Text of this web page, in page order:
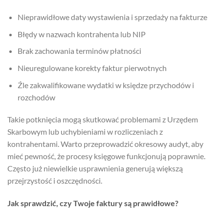
Nieprawidłowe daty wystawienia i sprzedaży na fakturze
Błędy w nazwach kontrahenta lub NIP
Brak zachowania terminów płatności
Nieuregulowane korekty faktur pierwotnych
Źle zakwalifikowane wydatki w księdze przychodów i
rozchodów
Takie potknięcia mogą skutkować problemami z Urzędem
Skarbowym lub uchybieniami w rozliczeniach z
kontrahentami. Warto przeprowadzić okresowy audyt, aby
mieć pewność, że procesy księgowe funkcjonują poprawnie.
Często już niewielkie usprawnienia generują większą
przejrzystość i oszczędności.
Jak sprawdzić, czy Twoje faktury są prawidłowe?